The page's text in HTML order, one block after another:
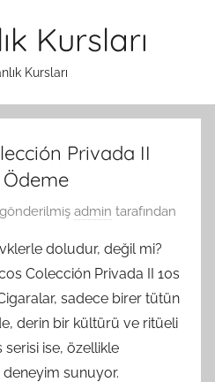
Kursları
Kursları
Privada II
Ödeme
admin tarafından
doludur, değil mi?
Colección Privada II 10s
sadece birer tütün
derin bir kültürü ve ritüeli
serisi ise, özellikle
deneyim sunuyor.